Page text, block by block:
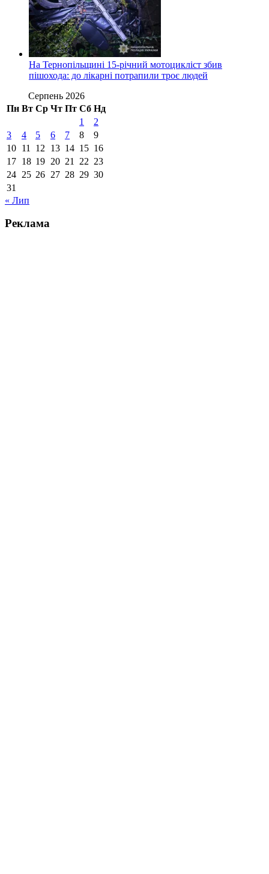
На Тернопільщині 15-річний мотоцикліст збив
пішохода: до лікарні потрапили троє людей
Серпень 2026
Пн Вт Ср Чт Пт Сб Нд
1
2
3
4 5 6 7 8
9
10 11 12 13 14 15 16
17 18 19 20 21 22 23
24 25 26 27 28 29 30
31
« Лип
Реклама